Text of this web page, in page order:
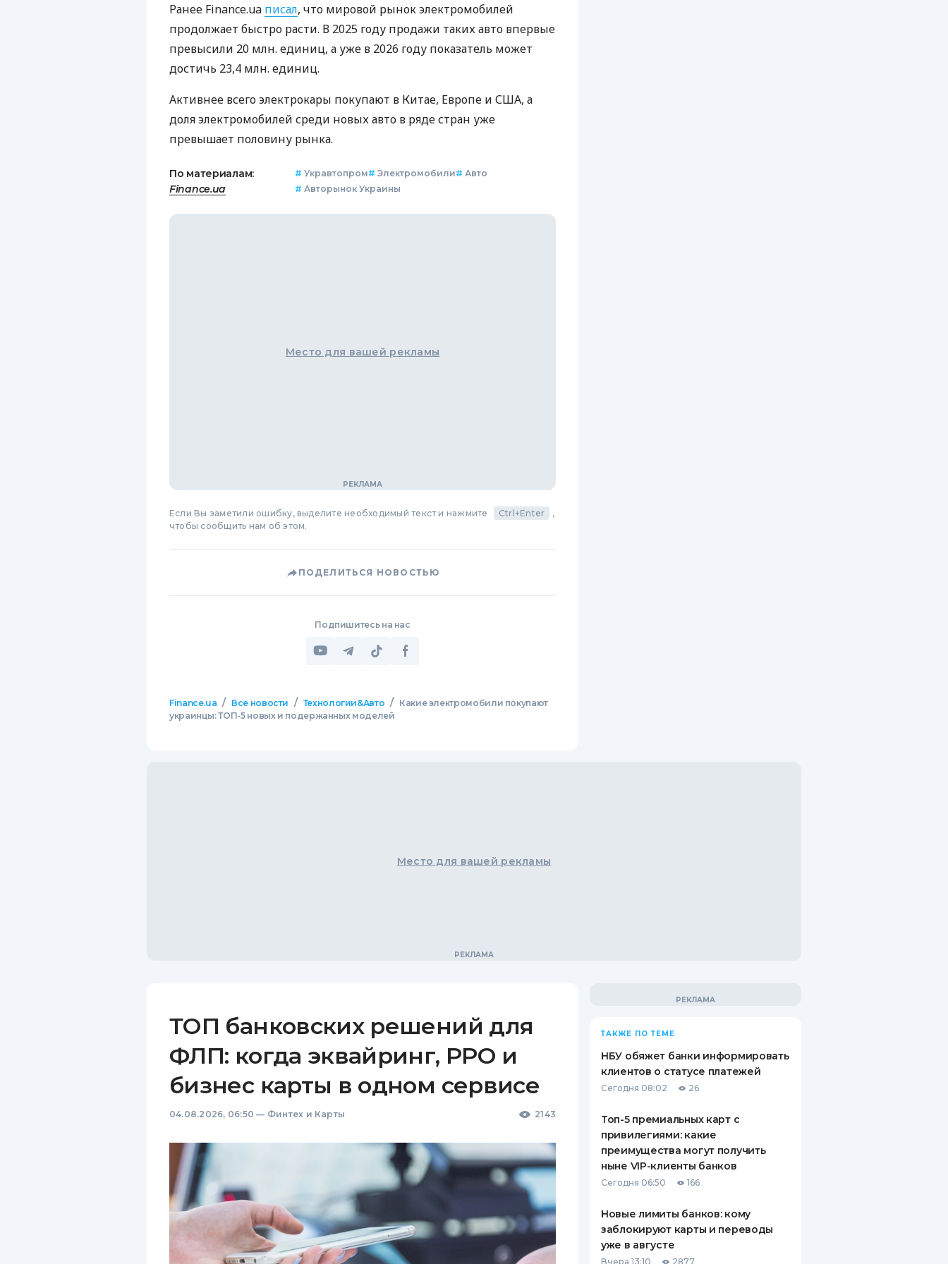
Ранее Finance.ua писал, что мировой рынок электромобилей
продолжает быстро расти. В 2025 году продажи таких авто впервые
превысили 20 млн. единиц, а уже в 2026 году показатель может
достичь 23,4 млн. единиц.
Активнее всего электрокары покупают в Китае, Европе и США, а
доля электромобилей среди новых авто в ряде стран уже
превышает половину рынка.
По материалам:
Finance.ua
#Укравтопром#Электромобили#Авто
#Авторынок Украины
Место для вашей рекламы
Если Вы заметили ошибку, выделите необходимый текст и нажмите Ctrl+Enter
,
чтобы сообщить нам об этом.
ПОДЕЛИТЬСЯ НОВОСТЬЮ
Подпишитесь на нас
Finance.ua / Все новости / Технологии&Авто /
Какие электромобили покупают
украинцы: ТОП-5 новых и подержанных моделей
Место для вашей рекламы
ТОП банковских решений для
ФЛП: когда эквайринг, РРО и
бизнес карты в одном сервисе
04.08.2026, 06:50 — Финтех и Карты 2143
ТАКЖЕ ПО ТЕМЕ
НБУ обяжет банки информировать
клиентов о статусе платежей
Сегодня 08:02 26
Топ-5 премиальных карт с
привилегиями: какие
преимущества могут получить
ныне VIP-клиенты банков
Сегодня 06:50 166
Новые лимиты банков: кому
заблокируют карты и переводы
уже в августе
Вчера 13:10 2877